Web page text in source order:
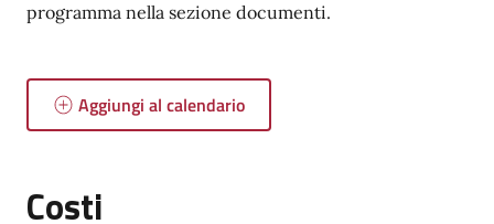
programma nella sezione documenti.
Aggiungi al calendario
Costi